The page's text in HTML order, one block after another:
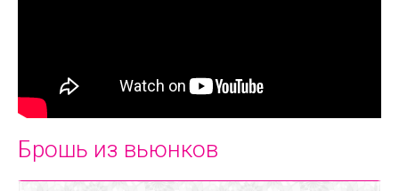
Брошь из вьюнков